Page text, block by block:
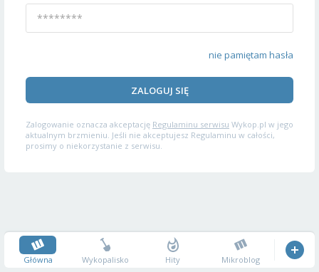
nie pamiętam hasła
ZALOGUJ SIĘ
Zalogowanie oznacza akceptację Regulaminu serwisu Wykop.pl w jego
aktualnym brzmieniu. Jeśli nie akceptujesz Regulaminu w całości,
prosimy o niekorzystanie z serwisu.
Główna Wykopalisko Hity Mikroblog